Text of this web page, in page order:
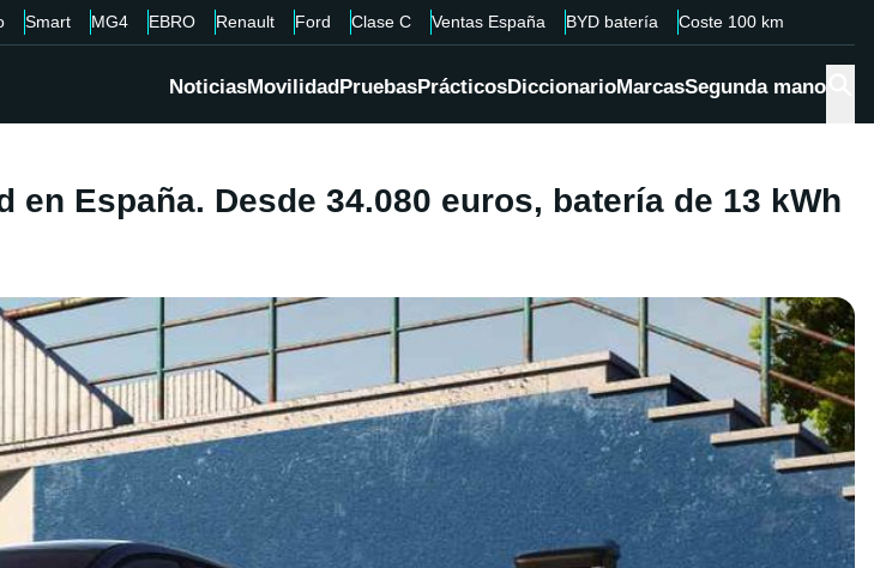
Smart MG4 EBRO Renault Ford Clase C Ventas España BYD batería Coste 100 km
NoticiasMovilidadPruebasPrácticosDiccionarioMarcasSegunda mano
España. Desde 34.080 euros, batería de 13 kWh